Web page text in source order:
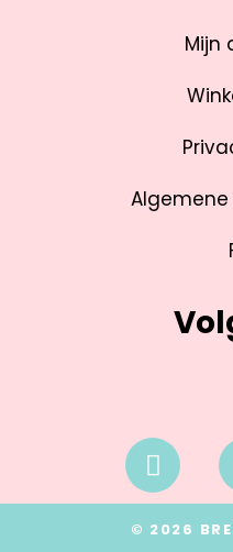
Mijn
© 2026